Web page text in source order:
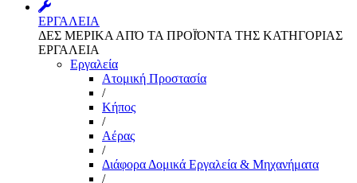
ΕΡΓΑΛΕΙΑ
ΔΕΣ ΜΕΡΙΚΑ ΑΠΌ ΤΑ ΠΡΟΪΌΝΤΑ ΤΗΣ ΚΑΤΗΓΟΡΙΑΣ
ΕΡΓΑΛΕΙΑ
Εργαλεία
Aτομική Προστασία
/
Kήπος
/
Αέρας
/
Διάφορα Δομικά Εργαλεία & Μηχανήματα
/